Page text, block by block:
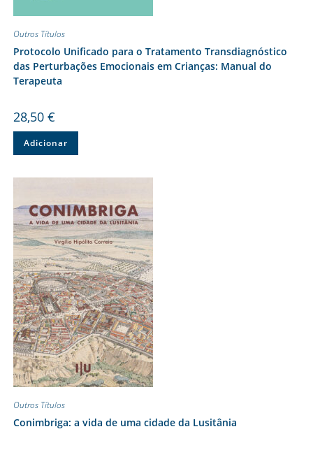
Outros Títulos
Protocolo Unificado para o Tratamento Transdiagnóstico
das Perturbações Emocionais em Crianças: Manual do
Terapeuta
28,50 €
Adicionar
Outros Títulos
Conimbriga: a vida de uma cidade da Lusitânia